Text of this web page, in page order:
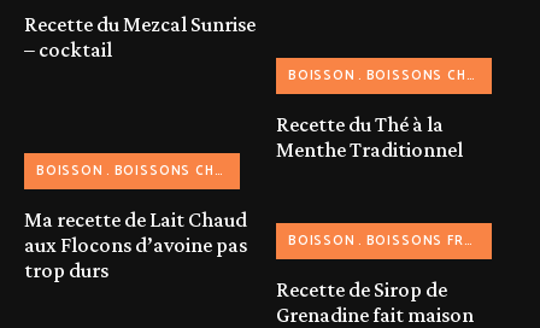
Recette du Mezcal Sunrise
– cocktail
BOISSON BOISSONS CHAUDES
Ma recette de Lait Chaud
aux Flocons d’avoine pas
trop durs
BOISSON BOISSONS CHAUDES
Recette du Thé à la
Menthe Traditionnel
BOISSON BOISSONS FRAICHES
Recette de Sirop de
Grenadine fait maison